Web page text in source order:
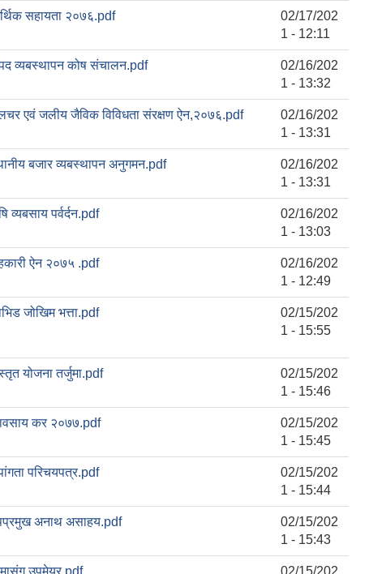
सहायता २०७६.pdf
02/17/202
1 - 12:11
व्यबस्थापन कोष संचालन.pdf
02/16/202
1 - 13:32
एवं जलीय जैविक विविधता संरक्षण ऐन,२०७६.pdf
02/16/202
1 - 13:31
बजार व्यबस्थापन अनुगमन.pdf
02/16/202
1 - 13:31
व्यबसाय पर्वर्दन.pdf
02/16/202
1 - 13:03
ऐन २०७५ .pdf
02/16/202
1 - 12:49
जोखिम भत्ता.pdf
02/15/202
1 - 15:55
योजना तर्जुमा.pdf
02/15/202
1 - 15:46
कर २०७७.pdf
02/15/202
1 - 15:45
परिचयपत्र.pdf
02/15/202
1 - 15:44
अनाथ असाहय.pdf
02/15/202
1 - 15:43
उपमेयर.pdf 02/15/202